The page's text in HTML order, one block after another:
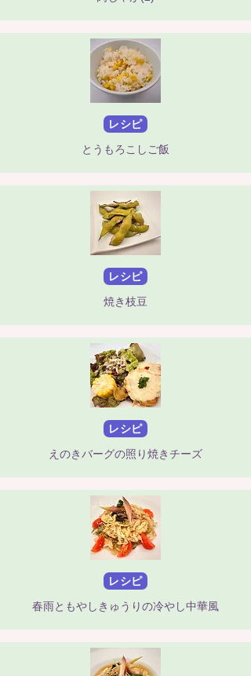
レシピ
とうもろこしご飯
レシピ
焼き枝豆
レシピ
えのきバーグの照り焼きチーズ
レシピ
春雨ともやしきゅうりの冷やし中華風